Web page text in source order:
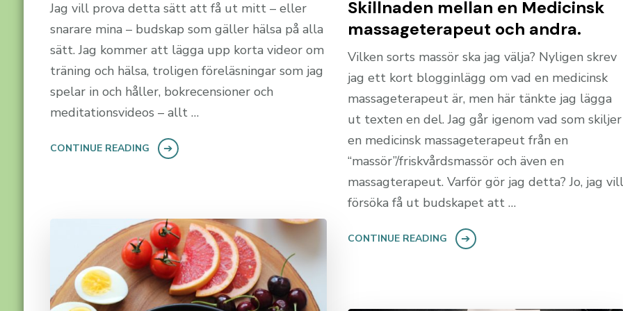
Jag vill prova detta sätt att få ut mitt – eller
snarare mina – budskap som gäller hälsa på alla
sätt. Jag kommer att lägga upp korta videor om
träning och hälsa, troligen föreläsningar som jag
spelar in och håller, bokrecensioner och
meditationsvideos – allt …
CONTINUE READING
Skillnaden mellan en Medicinsk
massageterapeut och andra.
Vilken sorts massör ska jag välja? Nyligen skrev
jag ett kort blogginlägg om vad en medicinsk
massageterapeut är, men här tänkte jag lägga
ut texten en del. Jag går igenom vad som skiljer
en medicinsk massageterapeut från en
“massör”/friskvårdsmassör och även en
massagterapeut. Varför gör jag detta? Jo, jag vill
försöka få ut budskapet att …
CONTINUE READING